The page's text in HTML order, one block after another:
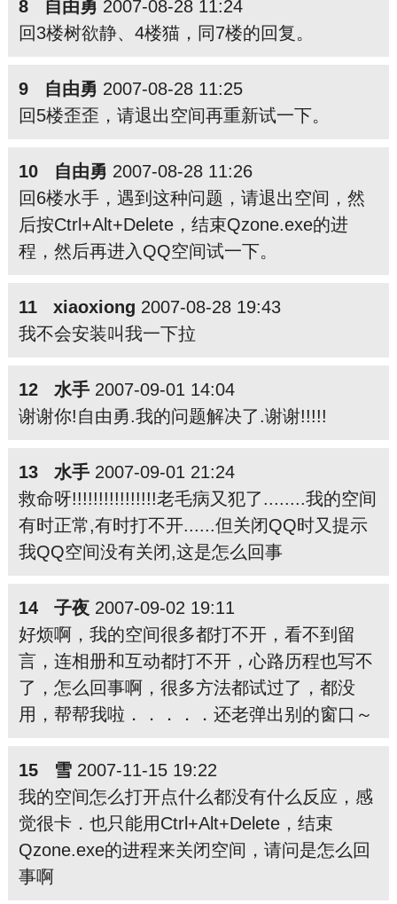
8 自由勇 2007-08-28 11:24
回3楼树欲静、4楼猫，同7楼的回复。
9 自由勇 2007-08-28 11:25
回5楼歪歪，请退出空间再重新试一下。
10 自由勇 2007-08-28 11:26
回6楼水手，遇到这种问题，请退出空间，然
后按Ctrl+Alt+Delete，结束Qzone.exe的进
程，然后再进入QQ空间试一下。
11 xiaoxiong 2007-08-28 19:43
我不会安装叫我一下拉
12 水手2007-09-01 14:04
谢谢你!自由勇.我的问题解决了.谢谢!!!!!
13 水手2007-09-01 21:24
救命呀!!!!!!!!!!!!!!!!老毛病又犯了........我的空间
有时正常,有时打不开......但关闭QQ时又提示
我QQ空间没有关闭,这是怎么回事
14 子夜2007-09-02 19:11
好烦啊，我的空间很多都打不开，看不到留
言，连相册和互动都打不开，心路历程也写不
了，怎么回事啊，很多方法都试过了，都没
用，帮帮我啦．．．．．还老弹出别的窗口～
15 雪2007-11-15 19:22
我的空间怎么打开点什么都没有什么反应，感
觉很卡．也只能用Ctrl+Alt+Delete，结束
Qzone.exe的进程来关闭空间，请问是怎么回
事啊